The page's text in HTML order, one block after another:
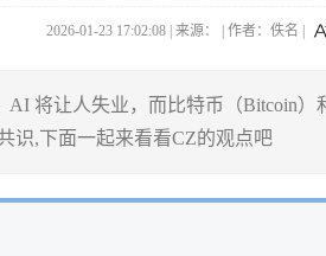
2026-01-23 17:02:08 | 来源： | 作者：佚名
AI 将让人失业，而比特币（Bitcoin
识,下面一起来看看CZ的观点吧